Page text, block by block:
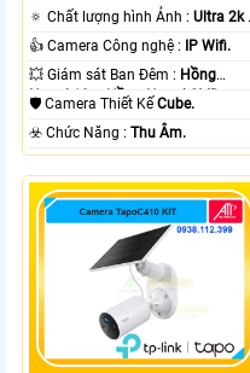
🔅 Chất lượng hình Ảnh :Ultra 2k
.
👍 Camera Công nghệ : IP Wifi.
💥 Giám sát Ban Đêm : Hồng
Ngoại 10m Hồng Ngoại SMD.
🛡 Camera Thiết KếCube.
️☣️ Chức Năng :Thu Âm.